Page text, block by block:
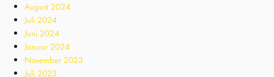
August 2024
Juli 2024
Juni 2024
Januar 2024
November 2023
Juli 2023